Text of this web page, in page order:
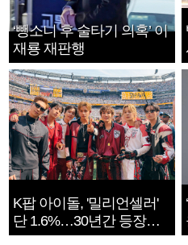
‘뺑소니 후 술타기 의혹’ 이
재룡 재판행
K팝 아이돌, '밀리언셀러'
단 1.6%…30년간 등장
1182개팀 전수조사